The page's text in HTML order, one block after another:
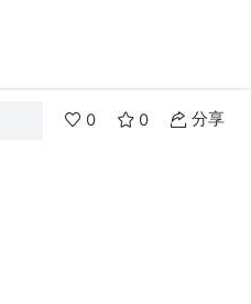
0 0 分享